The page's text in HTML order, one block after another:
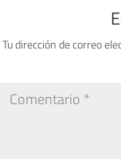
Tu dirección de correo